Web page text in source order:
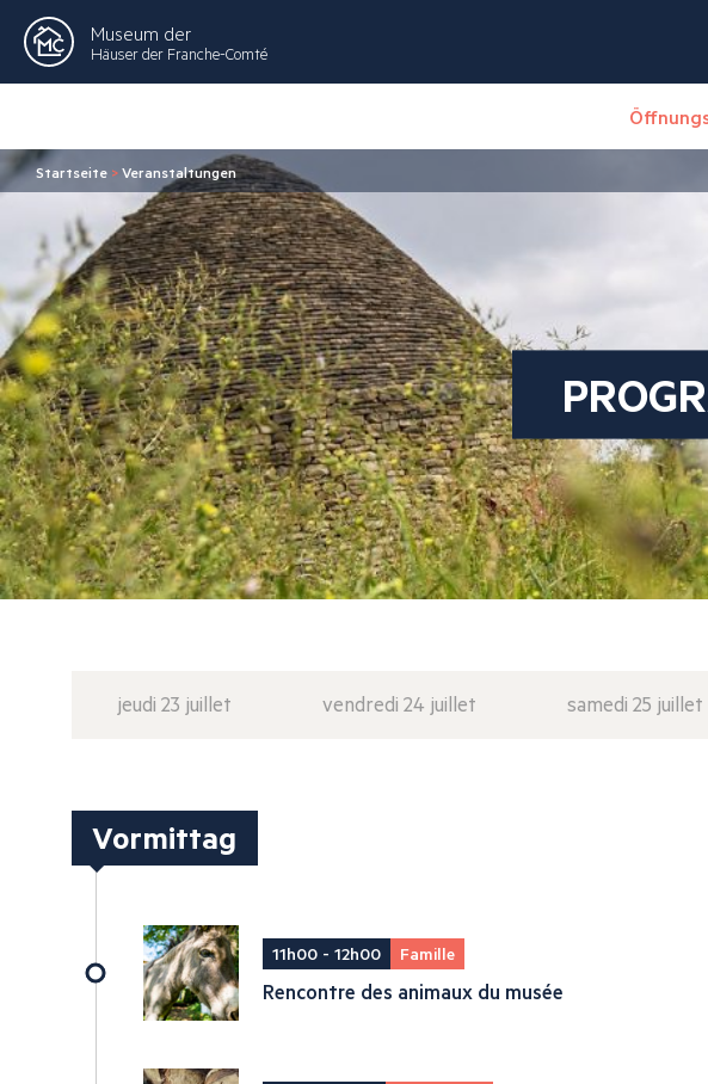
Museum der
Häuser der Franche-Comté
Startseite >Veranstaltungen
jeudi 23 juillet vendredi 24 juillet samedi 25 juillet
Vormittag
11h00 - 12h00 Famille
Rencontre des animaux du musée